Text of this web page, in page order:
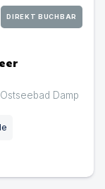
DIREKT BUCHBAR
Ostseebad Damp